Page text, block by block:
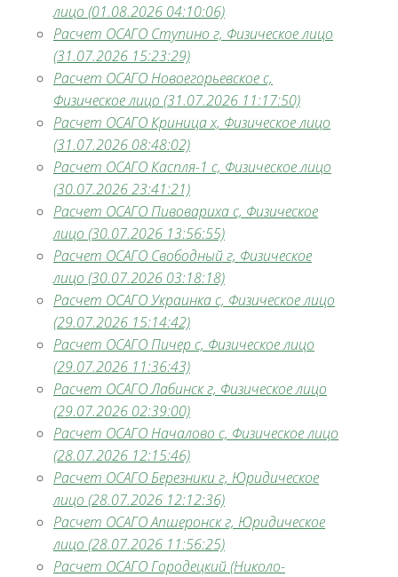
лицо (01.08.2026 04:10:06)
Расчет ОСАГО Ступино г, Физическое лицо
(31.07.2026 15:23:29)
Расчет ОСАГО Новоегорьевское с,
Физическое лицо (31.07.2026 11:17:50)
Расчет ОСАГО Криница х, Физическое лицо
(31.07.2026 08:48:02)
Расчет ОСАГО Каспля-1 с, Физическое лицо
(30.07.2026 23:41:21)
Расчет ОСАГО Пивовариха с, Физическое
лицо (30.07.2026 13:56:55)
Расчет ОСАГО Свободный г, Физическое
лицо (30.07.2026 03:18:18)
Расчет ОСАГО Украинка с, Физическое лицо
(29.07.2026 15:14:42)
Расчет ОСАГО Пичер с, Физическое лицо
(29.07.2026 11:36:43)
Расчет ОСАГО Лабинск г, Физическое лицо
(29.07.2026 02:39:00)
Расчет ОСАГО Началово с, Физическое лицо
(28.07.2026 12:15:46)
Расчет ОСАГО Березники г, Юридическое
лицо (28.07.2026 12:12:36)
Расчет ОСАГО Апшеронск г, Юридическое
лицо (28.07.2026 11:56:25)
Расчет ОСАГО Городецкий (Николо-